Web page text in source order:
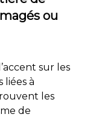
ou
sur les
liées à
les
de